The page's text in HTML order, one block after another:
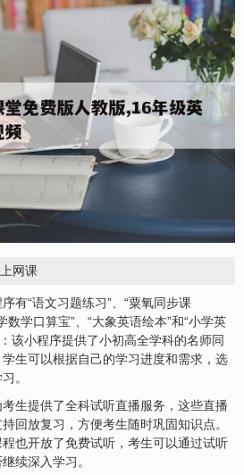
网课
有“语文习题练习”、“粟氧同步课
数学口算宝”、“大象英语绘本”和“小学英
该小程序提供了小初高全学科的名师同
生可以根据自己的学习进度和需求，选
。
生提供了全科试听直播服务，这些直播
回放复习，方便考生随时巩固知识点。
也开放了免费试听，考生可以通过试听
续深入学习。